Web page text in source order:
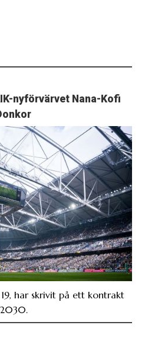
nyförvärvet Nana-Kofi
19, har skrivit på ett kontrakt
2030.